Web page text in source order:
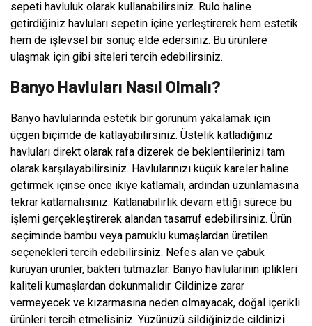
sepeti havluluk olarak kullanabilirsiniz. Rulo haline
getirdiğiniz havluları sepetin içine yerleştirerek hem estetik
hem de işlevsel bir sonuç elde edersiniz. Bu ürünlere
ulaşmak için gibi siteleri tercih edebilirsiniz.
Banyo Havluları Nasıl Olmalı?
Banyo havlularında estetik bir görünüm yakalamak için
üçgen biçimde de katlayabilirsiniz. Üstelik katladığınız
havluları direkt olarak rafa dizerek de beklentilerinizi tam
olarak karşılayabilirsiniz. Havlularınızı küçük kareler haline
getirmek içinse önce ikiye katlamalı, ardından uzunlamasına
tekrar katlamalısınız. Katlanabilirlik devam ettiği sürece bu
işlemi gerçekleştirerek alandan tasarruf edebilirsiniz. Ürün
seçiminde bambu veya pamuklu kumaşlardan üretilen
seçenekleri tercih edebilirsiniz. Nefes alan ve çabuk
kuruyan ürünler, bakteri tutmazlar. Banyo havlularının iplikleri
kaliteli kumaşlardan dokunmalıdır. Cildinize zarar
vermeyecek ve kızarmasına neden olmayacak, doğal içerikli
ürünleri tercih etmelisiniz. Yüzünüzü sildiğinizde cildinizi